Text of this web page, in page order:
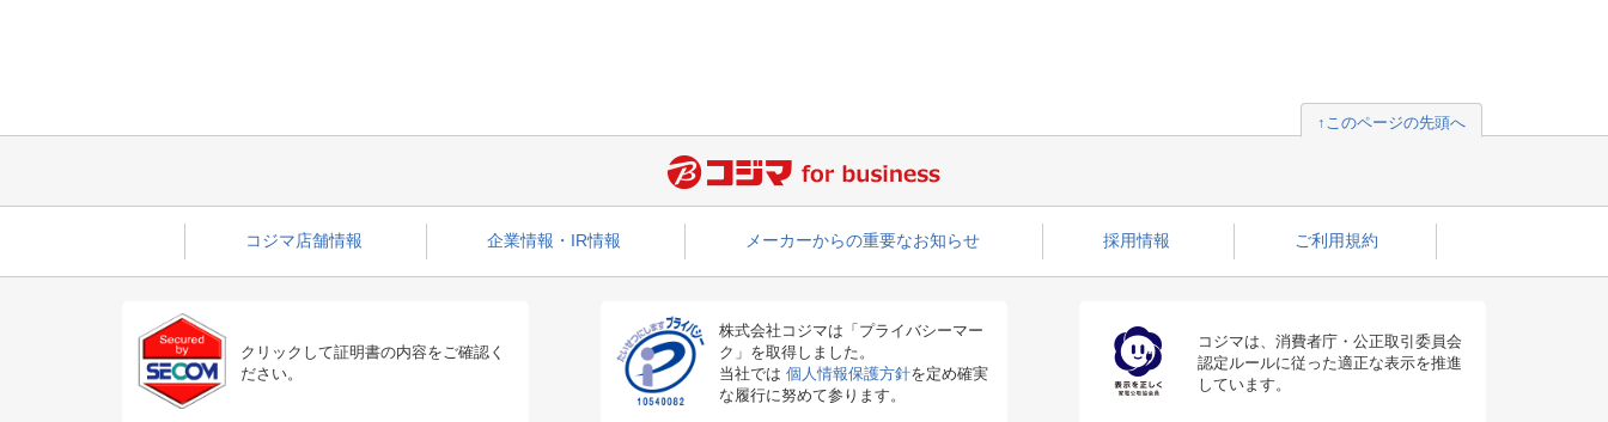
↑このページの先頭へ
コジマ店舗情報 企業情報・IR情報 メーカーからの重要なお知らせ 採用情報 ご利用規約
クリックして証明書の内容をご確認く
ださい。
株式会社コジマは「プライバシーマー
ク」を取得しました。
当社では 個人情報保護方針を定め確実
な履行に努めて参ります。
コジマは、消費者庁・公正取引委員会
認定ルールに従った適正な表示を推進
しています。